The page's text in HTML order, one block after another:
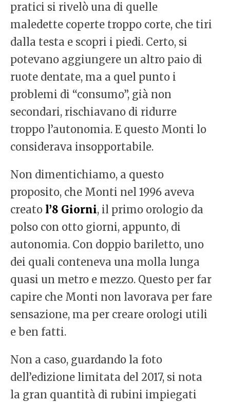
pratici si rivelò una di quelle
maledette coperte troppo corte, che tiri
dalla testa e scopri i piedi. Certo, si
potevano aggiungere un altro paio di
ruote dentate, ma a quel punto i
problemi di “consumo”, già non
secondari, rischiavano di ridurre
troppo l’autonomia. E questo Monti lo
considerava insopportabile.
Non dimentichiamo, a questo
proposito, che Monti nel 1996 aveva
creato l’8 Giorni, il primo orologio da
polso con otto giorni, appunto, di
autonomia. Con doppio bariletto, uno
dei quali conteneva una molla lunga
quasi un metro e mezzo. Questo per far
capire che Monti non lavorava per fare
sensazione, ma per creare orologi utili
e ben fatti.
Non a caso, guardando la foto
dell’edizione limitata del 2017, si nota
la gran quantità di rubini impiegati